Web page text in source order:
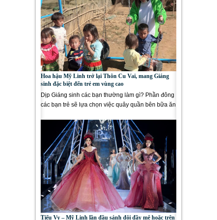
Hoa hậu Mỹ Linh trở lại Thôn Cu Vai, mang Giáng
sinh đặc biệt đến trẻ em vùng cao
Dịp Giáng sinh các bạn thường làm gì? Phần đông
các bạn trẻ sẽ lựa chọn việc quây quần bên bữa ăn
Tiểu Vy – Mỹ Linh lần đầu sánh đôi đầy mê hoặc trên